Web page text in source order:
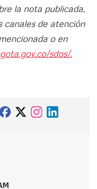
la nota publicada,
canales de atención
o en
sdqs/.